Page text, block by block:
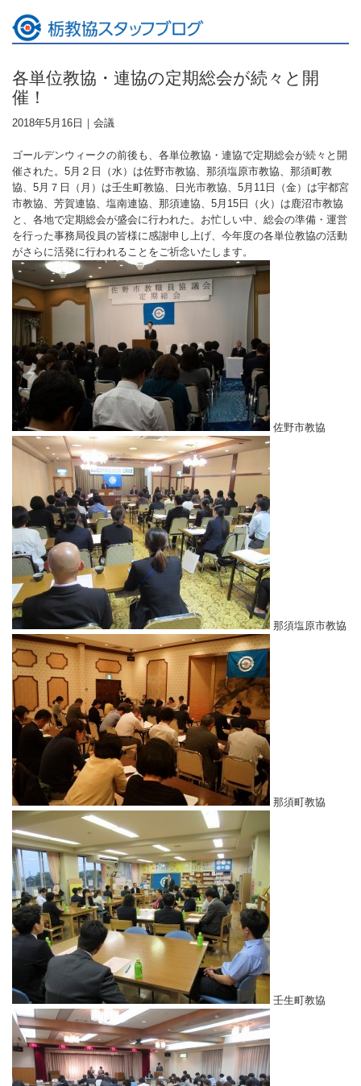
各単位教協・連協の定期総会が続々と開
催！
2018年5月16日｜ 会議
ゴールデンウィークの前後も、各単位教協・連協で定期総会が続々と開
催された。5月２日（水）は佐野市教協、那須塩原市教協、那須町教
協、5月７日（月）は壬生町教協、日光市教協、5月11日（金）は宇都宮
市教協、芳賀連協、塩南連協、那須連協、5月15日（火）は鹿沼市教協
と、各地で定期総会が盛会に行われた。お忙しい中、総会の準備・運営
を行った事務局役員の皆様に感謝申し上げ、今年度の各単位教協の活動
がさらに活発に行われることをご祈念いたします。
佐野市教協
那須塩原市教協
那須町教協
壬生町教協